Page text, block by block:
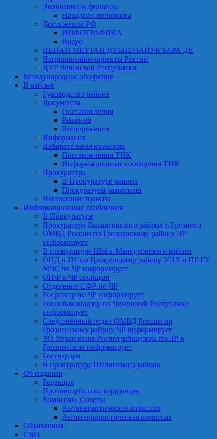
Экономика и финансы
Народная экономика
Достижения РФ
ИНФОГРАФИКА
Видео
НЕНАН МЕТТАН ДУЬНЕНАЙУКЪАРА ДЕ
Национальные проекты России
ЦУР Чеченской Республики
Международное обозрение
В районе
Руководство района
Документы
Постановления
Решения
Распоряжения
Информация
Избирательная комиссия
Постановления ТИК
Информационные сообщения ТИК
Прокуратура
В Прокуратуре района
Прокуратура разъясняет
Населенные пункты
Информационные сообщения
В Прокуратуре
Прокуратура Висаитовского района г. Грозного
ОМВД России по Грозненскому району ЧР
информирует
В прокуратуре Шейх-Мансуровского района
ОНД и ПР по Грозненскому району УНД и ПР ГУ
МЧС по ЧР информирует
ОНФ в ЧР сообщает
Отделение СФР по ЧР
Росреестр по ЧР информирует
Россельхознадзор по Чеченской Республике
информирует
Следственный отдел ОМВД России по
Грозненскому району ЧР информирует
ТО Управления Роспотребнадзора по ЧР в
Грозненском информирует
Росгвардия
В прокуратуре Шалинского района
Об издании
Редакция
Противодействие коррупции
Комиссии, Советы
Антинаркотическая комиссия
Антитеррористическая комиссия
Объявления
СВО